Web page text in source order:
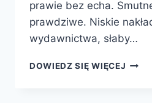
prawie bez echa.
prawdziwe. Niskie
wydawnictwa, słaby…
DOWIEDZ SIĘ WIĘCEJ